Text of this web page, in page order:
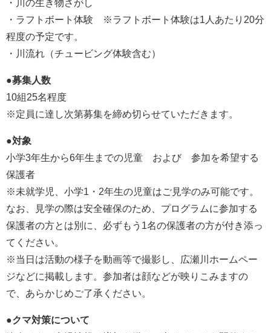
・川の生き物さがし
・ラフトボート体験 ※ラフトボート体験は1人あたり20分
程度の予定です。
・川流れ（チュービング体験含む）
●募集人数
10組25名程度
※定員に達し次第募集を締め切らせていただきます。
●対象
小学3年生から6年生までの児童 および 参加を希望する
保護者
※未就学児、小学1・2年生の児童はご見学のみ可能です。
なお、見学の際は安全確保のため、プログラムに参加する
保護者の方とは別に、必ずもう1名の保護者の方が付き添っ
てください。
※当日は活動の様子を動画等で撮影し、広瀬川ホームペー
ジなどに掲載します。参加者は顔などが映りこみますの
で、あらかじめご了承ください。
●クマ対策について